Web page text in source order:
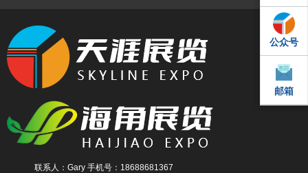
QQ
邮箱
公众号
邮箱
联系人：Gary 手机号：18688681367